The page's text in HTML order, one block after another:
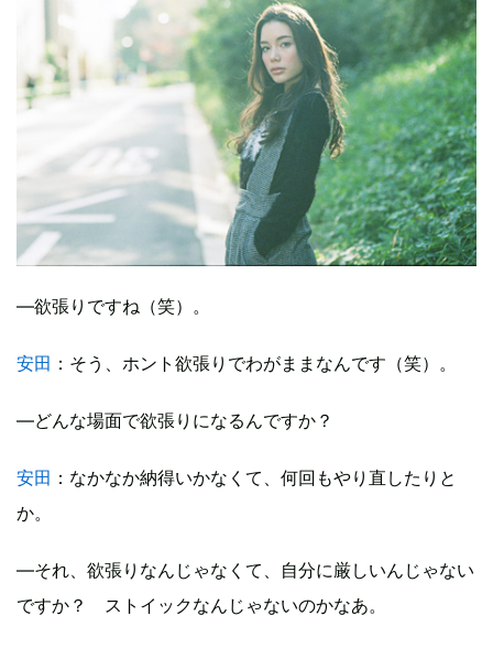
―欲張りですね（笑）。
安田 ：そう、ホント欲張りでわがままなんです（笑）。
―どんな場面で欲張りになるんですか？
安田 ：なかなか納得いかなくて、何回もやり直したりと
か。
―それ、欲張りなんじゃなくて、自分に厳しいんじゃない
ですか？ ストイックなんじゃないのかなあ。